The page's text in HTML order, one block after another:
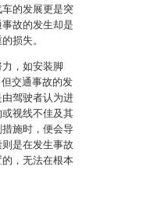
的发展更是突
故的发生却是
损失。
，如安装脚
交通事故的发
驾驶者认为进
视线不佳及其
施时，便会导
是在发生事故
，无法在根本